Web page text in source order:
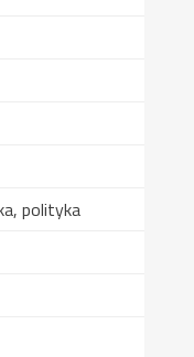
polityka